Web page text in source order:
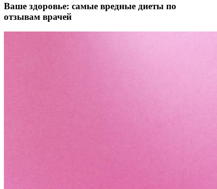
Ваше здоровье: самые вредные диеты по
отзывам врачей